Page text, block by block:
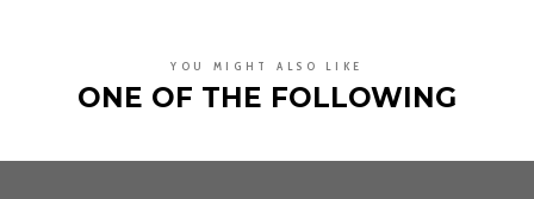
YOU MIGHT ALSO LIKE
ONE OF THE FOLLOWING